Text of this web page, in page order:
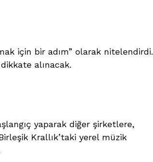
için bir adım” olarak nitelendirdi.
alınacak.
yaparak diğer şirketlere,
Krallık’taki yerel müzik